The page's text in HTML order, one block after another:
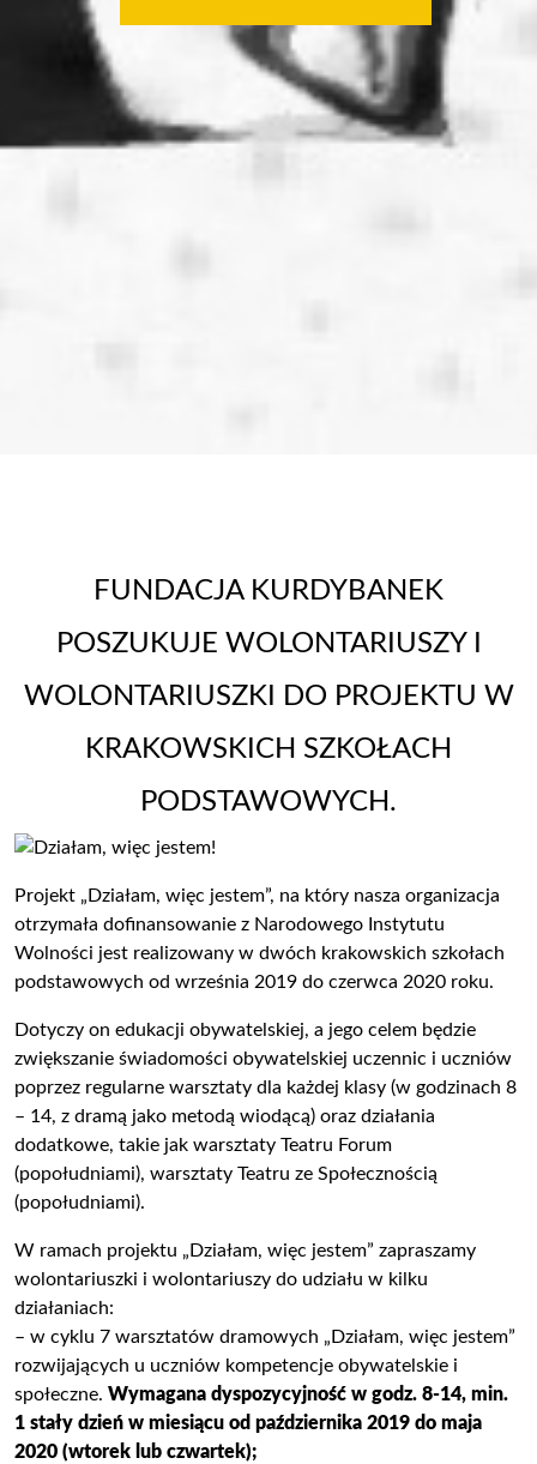
FUNDACJA KURDYBANEK
POSZUKUJE WOLONTARIUSZY I
WOLONTARIUSZKI DO PROJEKTU W
KRAKOWSKICH SZKOŁACH
PODSTAWOWYCH.
Projekt „Działam, więc jestem”, na który nasza organizacja
otrzymała dofinansowanie z Narodowego Instytutu
Wolności jest realizowany w dwóch krakowskich szkołach
podstawowych od września 2019 do czerwca 2020 roku.
Dotyczy on edukacji obywatelskiej, a jego celem będzie
zwiększanie świadomości obywatelskiej uczennic i uczniów
poprzez regularne warsztaty dla każdej klasy (w godzinach 8
– 14, z dramą jako metodą wiodącą) oraz działania
dodatkowe, takie jak warsztaty Teatru Forum
(popołudniami), warsztaty Teatru ze Społecznością
(popołudniami).
W ramach projektu „Działam, więc jestem” zapraszamy
wolontariuszki i wolontariuszy do udziału w kilku
działaniach:
– w cyklu 7 warsztatów dramowych „Działam, więc jestem”
rozwijających u uczniów kompetencje obywatelskie i
społeczne. Wymagana dyspozycyjność w godz. 8-14, min.
1 stały dzień w miesiącu od października 2019 do maja
2020 (wtorek lub czwartek);